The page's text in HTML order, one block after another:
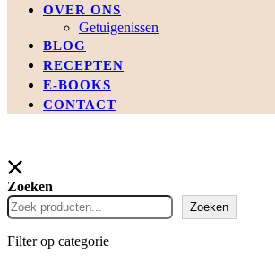
OVER ONS
Getuigenissen
BLOG
RECEPTEN
E-BOOKS
CONTACT
Zoeken
Zoeken
Filter op categorie